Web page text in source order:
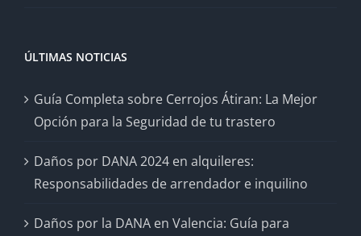
ÚLTIMAS NOTICIAS
Guía Completa sobre Cerrojos Átiran: La Mejor
Opción para la Seguridad de tu trastero
Daños por DANA 2024 en alquileres:
Responsabilidades de arrendador e inquilino
Daños por la DANA en Valencia: Guía para